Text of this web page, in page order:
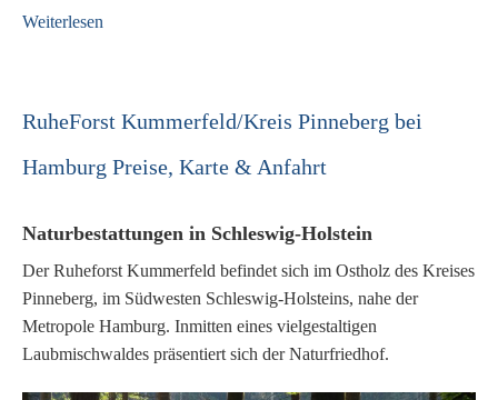
Weiterlesen
RuheForst Kummerfeld/Kreis Pinneberg bei
Hamburg Preise, Karte & Anfahrt
Naturbestattungen in Schleswig-Holstein
Der Ruheforst Kummerfeld befindet sich im Ostholz des Kreises
Pinneberg, im Südwesten Schleswig-Holsteins, nahe der
Metropole Hamburg. Inmitten eines vielgestaltigen
Laubmischwaldes präsentiert sich der Naturfriedhof.